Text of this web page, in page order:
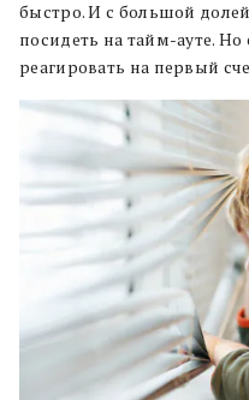
быстро. И с большой
посидеть на тайм-ауте.
реагировать на первый